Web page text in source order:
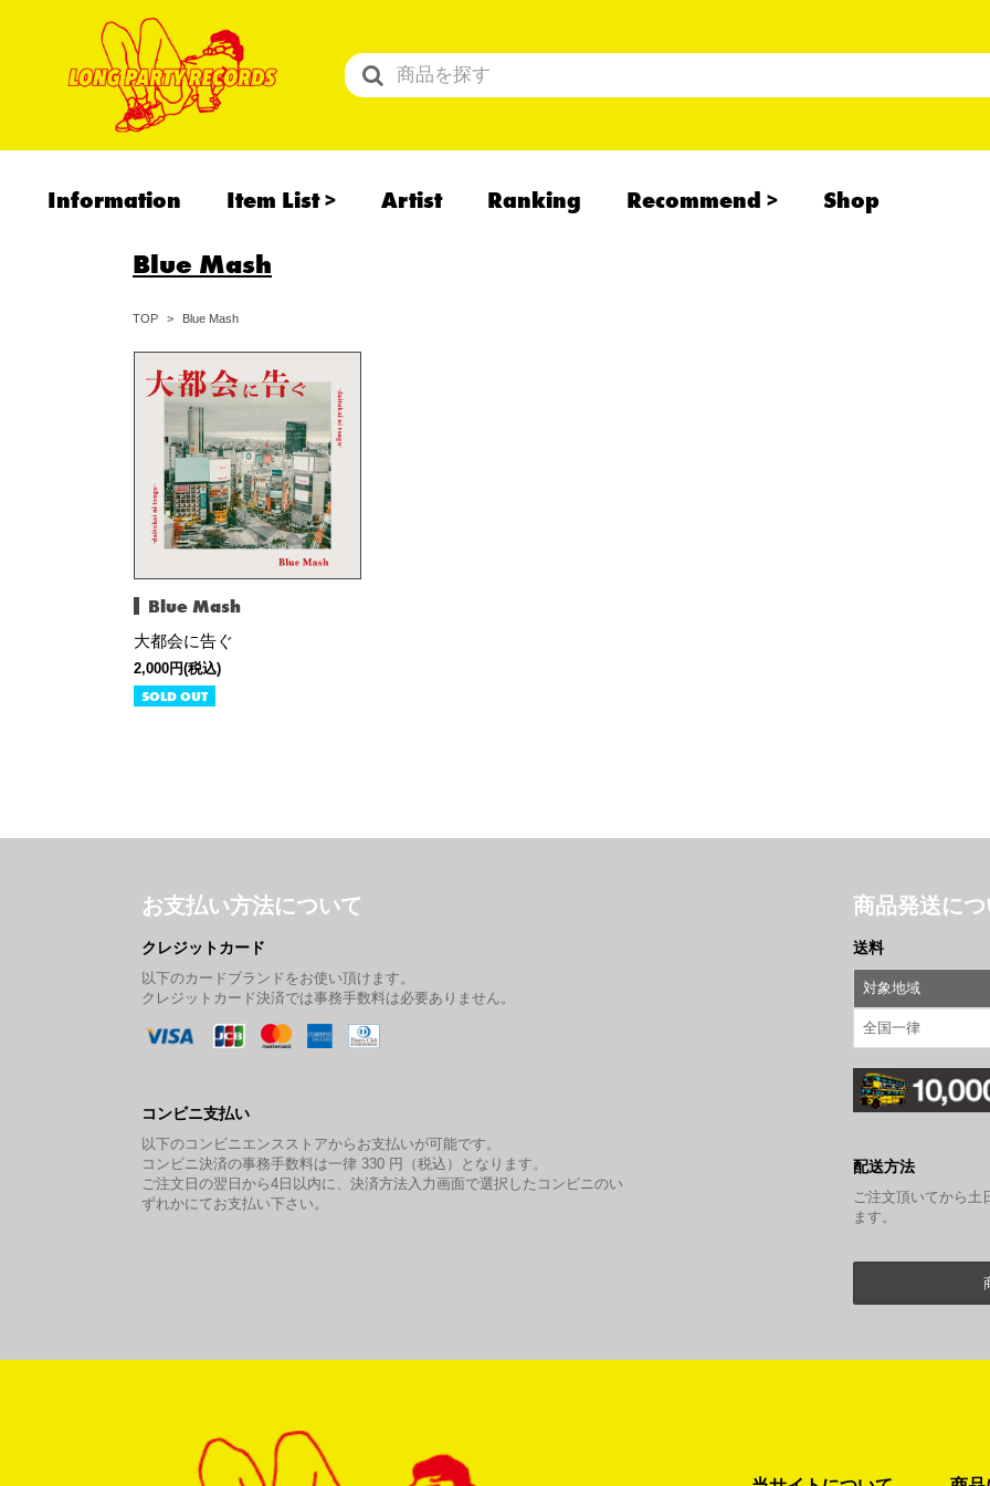
Information Item List
Recommend
予約商品
Artist Ranking Recommend Shop
Blue Mash
TOP Blue Mash
Blue Mash
大都会に告ぐ
2,000円(税込)
SOLD OUT
お支払い方法について
クレジットカード
以下のカードブランドをお使い頂けます。
クレジットカード決済では事務手数料は必要ありません。
コンビニ支払い
以下のコンビニエンスストアからお支払いが可能です。
コンビニ決済の事務手数料は一律 330 円（税込）となります。
ご注文日の翌日から4日以内に、決済方法入力画面で選択したコンビニのい
ずれかにてお支払い下さい。
商品発送につ
送料
対象地域
全国一律
配送方法
ご注文頂いてから土
ます。